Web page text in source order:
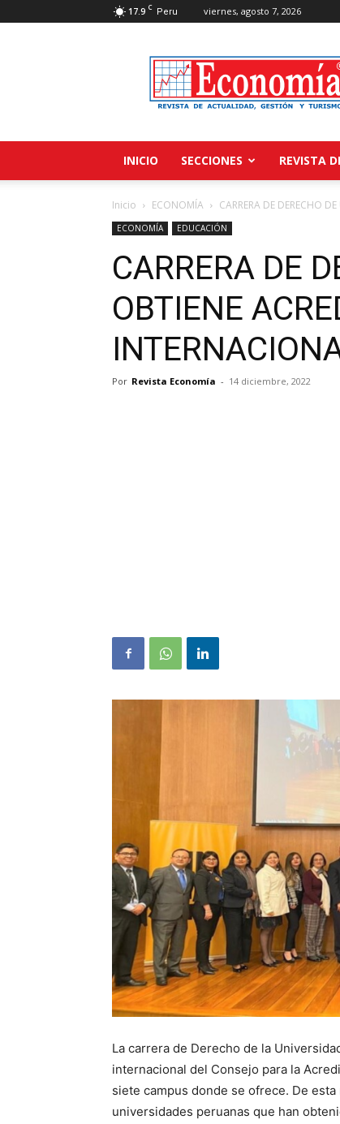
17.9 C Peru viernes, agosto 7, 2026
Revista
Economía
INICIO SECCIONES REVISTA
Inicio ECONOMÍA CARRERA DE DERECHO
ECONOMÍA EDUCACIÓN
CARRERA DE
OBTIENE
Por Revista Economía - 14 diciembre, 2022
La carrera de Derecho de la
internacional del Consejo para la
siete campus donde se ofrece. De
universidades peruanas que han